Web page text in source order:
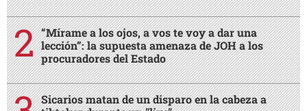
“Mírame a los ojos, a vos te voy a dar una
lección”: la supuesta amenaza de JOH a los
procuradores del Estado
Sicarios matan de un disparo en la cabeza a